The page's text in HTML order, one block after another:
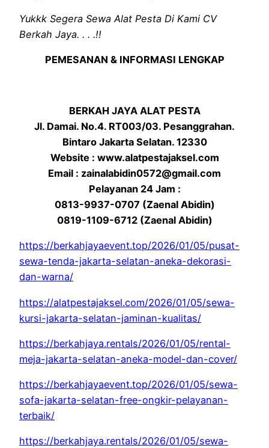
Yukkk Segera Sewa Alat Pesta Di Kami CV
Berkah Jaya. . . .!!
PEMESANAN & INFORMASI LENGKAP
BERKAH JAYA ALAT PESTA
Jl. Damai. No.4. RT003/03. Pesanggrahan.
Bintaro Jakarta Selatan. 12330
Website : www.alatpestajaksel.com
Email : zainalabidin0572@gmail.com
Pelayanan 24 Jam :
0813-9937-0707 (Zaenal Abidin)
0819-1109-6712 (Zaenal Abidin)
https://berkahjayaevent.top/2026/01/05/pusat-
sewa-tenda-jakarta-selatan-aneka-dekorasi-
dan-warna/
https://alatpestajaksel.com/2026/01/05/sewa-
kursi-jakarta-selatan-jaminan-kualitas/
https://berkahjaya.rentals/2026/01/05/rental-
meja-jakarta-selatan-aneka-model-dan-cover/
https://berkahjayaevent.top/2026/01/05/sewa-
sofa-jakarta-selatan-free-ongkir-pelayanan-
terbaik/
https://berkahjaya.rentals/2026/01/05/sewa-